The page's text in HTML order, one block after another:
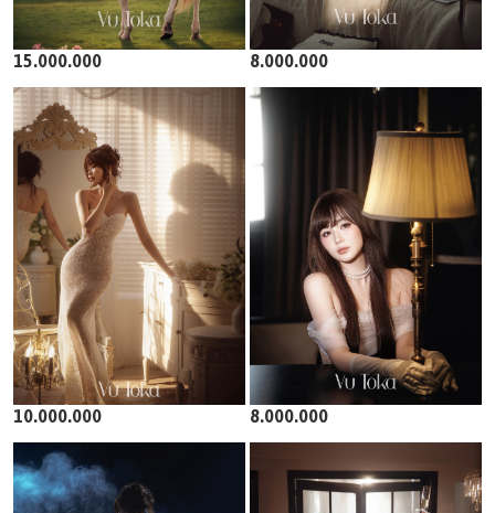
15.000.000 8.000.000
10.000.000 8.000.000